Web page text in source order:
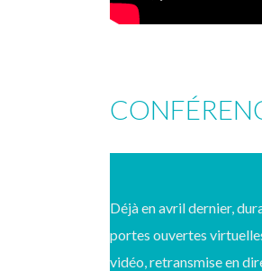
Déjà en avril dernier,
portes ouvertes
vidéo, retransmise en